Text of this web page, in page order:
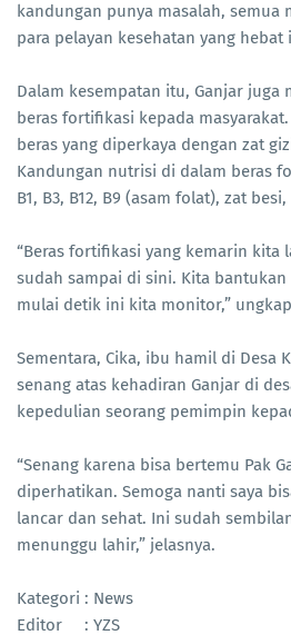
kandungan punya masalah,
para pelayan kesehatan yang hebat
Dalam kesempatan itu, Ganjar juga
beras fortifikasi kepada
beras yang diperkaya dengan zat
Kandungan nutrisi di dalam beras
B1, B3, B12, B9 (asam folat), zat
“Beras fortifikasi yang kemarin kita
sudah sampai di sini. Kita
mulai detik ini kita monitor,”
Sementara, Cika, ibu hamil di Desa
senang atas kehadiran Ganjar di
kepedulian seorang pemimpin
“Senang karena bisa bertemu Pak
diperhatikan. Semoga nanti saya
lancar dan sehat. Ini sudah
menunggu lahir,” jelasnya.
Kategori : News
Editor : YZS